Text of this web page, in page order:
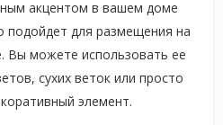
акцентом в вашем доме
подойдет для размещения на
Вы можете использовать ее
сухих веток или просто
элемент.